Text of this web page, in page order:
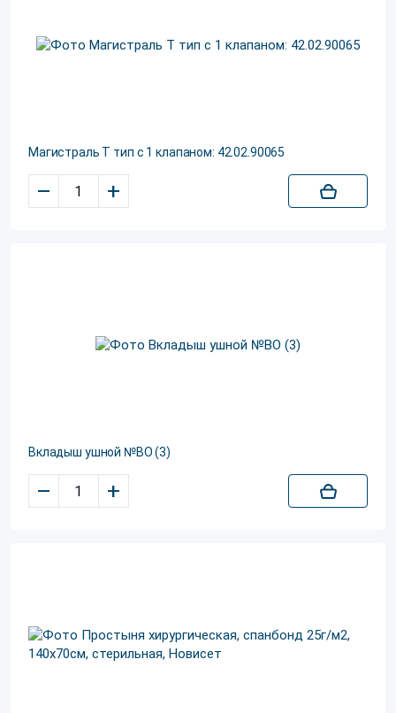
Магистраль Т тип с 1 клапаном: 42.02.90065
– +
Вкладыш ушной №BO (3)
– +